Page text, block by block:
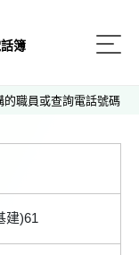
簿
職員或查詢電話號碼
建)61